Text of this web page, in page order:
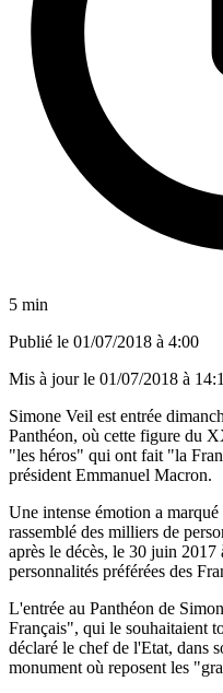
5 min
Publié le 01/07/2018 à 4:00
Mis à jour le 01/07/2018 à
Simone Veil est entrée
Panthéon, où cette figure du
"les héros" qui ont fait "la
président Emmanuel Macron.
Une intense émotion a
rassemblé des milliers de
après le décès, le 30 juin 2017
personnalités préférées des
L'entrée au Panthéon de
Français", qui le souhaitaient
déclaré le chef de l'Etat, dans
monument où reposent les